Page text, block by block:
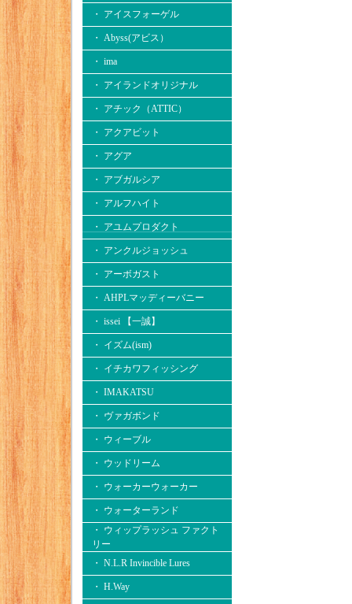
・ アイスフォーゲル
・ Abyss(アビス）
・ ima
・ アイランドオリジナル
・ アチック（ATTIC）
・ アクアビット
・ アグア
・ アブガルシア
・ アルフハイト
・ アユムプロダクト
・ アンクルジョッシュ
・ アーボガスト
・ AHPLマッディーバニー
・ issei 【一誠】
・ イズム(ism)
・ イチカワフィッシング
・ IMAKATSU
・ ヴァガボンド
・ ウィーブル
・ ウッドリーム
・ ウォーカーウォーカー
・ ウォーターランド
・ ウィップラッシュ ファクト
リー
・ N.L.R Invincible Lures
・ H.Way